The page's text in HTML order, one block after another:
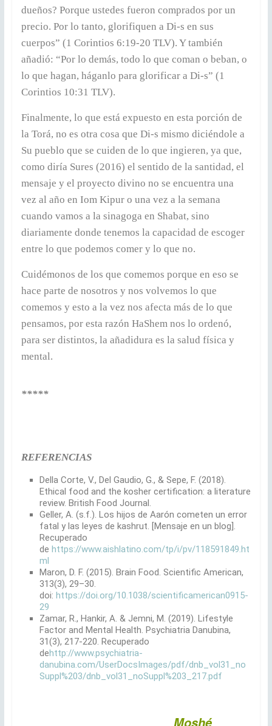
dueños? Porque ustedes fueron comprados por un
precio. Por lo tanto, glorifiquen a Di-s en sus
cuerpos” (1 Corintios 6:19-20 TLV). Y también
añadió: “Por lo demás, todo lo que coman o beban, o
lo que hagan, háganlo para glorificar a Di-s” (1
Corintios 10:31 TLV).
Finalmente, lo que está expuesto en esta porción de
la Torá, no es otra cosa que Di-s mismo diciéndole a
Su pueblo que se cuiden de lo que ingieren, ya que,
como diría Sures (2016) el sentido de la santidad, el
mensaje y el proyecto divino no se encuentra una
vez al año en Iom Kipur o una vez a la semana
cuando vamos a la sinagoga en Shabat, sino
diariamente donde tenemos la capacidad de escoger
entre lo que podemos comer y lo que no.
Cuidémonos de los que comemos porque en eso se
hace parte de nosotros y nos volvemos lo que
comemos y esto a la vez nos afecta más de lo que
pensamos, por esta razón HaShem nos lo ordenó,
para ser distintos, la añadidura es la salud física y
mental.
*****
REFERENCIAS
Della Corte, V., Del Gaudio, G., & Sepe, F. (2018).
Ethical food and the kosher certification: a literature
review. British Food Journal.
Geller, A. (s.f.). Los hijos de Aarón cometen un error
fatal y las leyes de kashrut. [Mensaje en un blog].
Recuperado
de https://www.aishlatino.com/tp/i/pv/118591849.ht
ml
Maron, D. F. (2015). Brain Food. Scientific American,
313(3), 29–30.
doi: https://doi.org/10.1038/scientificamerican0915-
29
Zamar, R., Hankir, A. & Jemni, M. (2019). Lifestyle
Factor and Mental Health. Psychiatria Danubina,
31(3), 217-220. Recuperado
dehttp://www.psychiatria-
danubina.com/UserDocsImages/pdf/dnb_vol31_no
Suppl%203/dnb_vol31_noSuppl%203_217.pdf
Moshé